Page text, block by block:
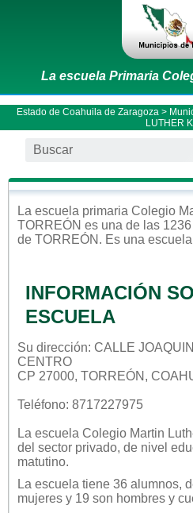
La escuela Primaria
Estado de Coahuila de Zaragoza >
LUTHER
La escuela primaria Colegio
TORREÓN es una de las
de TORREÓN . Es una
INFORMACIÓN
ESCUELA
Su dirección: CALLE
CENTRO
CP 27000, TORREÓN,
Teléfono: 8717227975
La escuela Colegio Martin
del sector privado, de nivel
matutino.
La escuela tiene 36 alumnos,
mujeres y 19 son hombres y